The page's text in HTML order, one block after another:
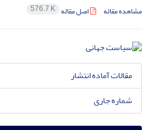
مشاهده مقاله اصل مقاله 576.7 K
مقالات آماده انتشار
شماره جاری